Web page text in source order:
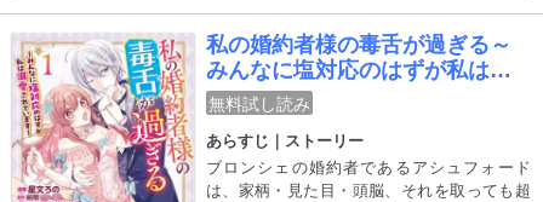
第1弾！
私の婚約者様の毒舌が過ぎる～
みんなに塩対応のはずが私は溺
愛されています～(コミック)
無料試し読み
あらすじ｜ストーリー
ブロンシェの婚約者であるアシュフォード
は、家柄・見た目・頭脳、それを取っても超